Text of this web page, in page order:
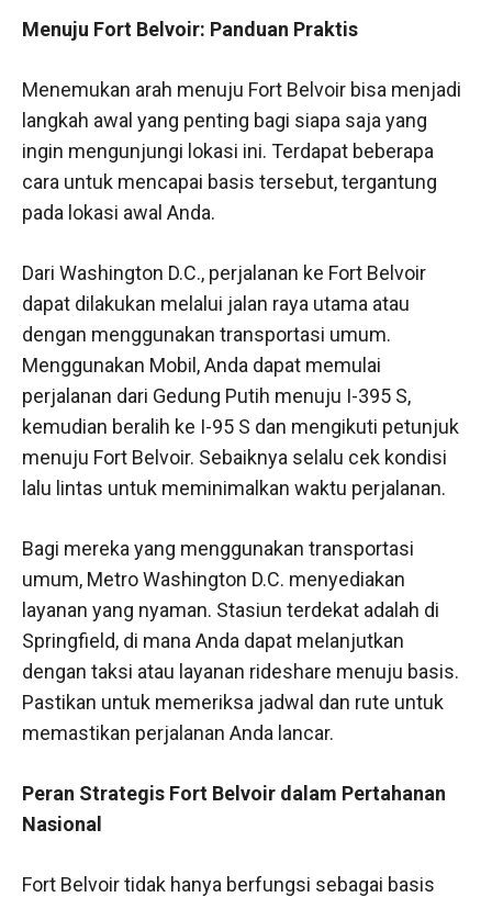
Menuju Fort Belvoir: Panduan Praktis
Menemukan arah menuju Fort Belvoir bisa menjadi
langkah awal yang penting bagi siapa saja yang
ingin mengunjungi lokasi ini. Terdapat beberapa
cara untuk mencapai basis tersebut, tergantung
pada lokasi awal Anda.
Dari Washington D.C., perjalanan ke Fort Belvoir
dapat dilakukan melalui jalan raya utama atau
dengan menggunakan transportasi umum.
Menggunakan Mobil, Anda dapat memulai
perjalanan dari Gedung Putih menuju I-395 S,
kemudian beralih ke I-95 S dan mengikuti petunjuk
menuju Fort Belvoir. Sebaiknya selalu cek kondisi
lalu lintas untuk meminimalkan waktu perjalanan.
Bagi mereka yang menggunakan transportasi
umum, Metro Washington D.C. menyediakan
layanan yang nyaman. Stasiun terdekat adalah di
Springfield, di mana Anda dapat melanjutkan
dengan taksi atau layanan rideshare menuju basis.
Pastikan untuk memeriksa jadwal dan rute untuk
memastikan perjalanan Anda lancar.
Peran Strategis Fort Belvoir dalam Pertahanan
Nasional
Fort Belvoir tidak hanya berfungsi sebagai basis